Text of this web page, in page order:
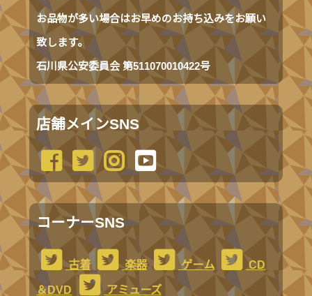
お品物が多い場合はお早めのお持ち込みをお願い
致します。
石川県公安委員会 第511070010422号
店舗メインSNS
コーナーSNS
古着 楽器 ゲーム
CD
＆DVD
アミューズ